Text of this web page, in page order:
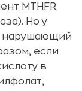
MTHFR
Но у
нарушающий
если
в